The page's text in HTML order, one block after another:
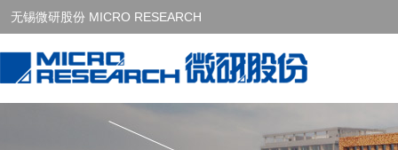
无锡微研股份 MICRO RESEARCH